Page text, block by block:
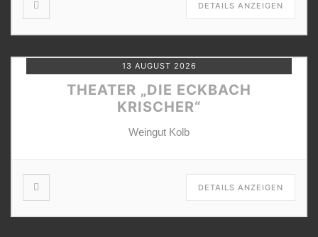
DETAILS ANZEIGEN
13 AUGUST 2026
THEATER „DIE ECKBACH
KRISCHER“
Weingut Kolb
DETAILS ANZEIGEN